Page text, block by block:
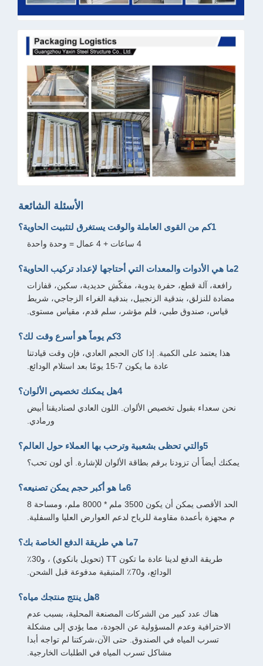
الأسئلة الشائعة
رافعة، آلة قطع، حفرة يدوية، مفكّش حديدية، سكين، قفازات
مضادة للنزلق، بندقية الزنجبيل، بندقية الغراء الزجاجي، شريط
قياس، صندوق طبي، قلم مؤشر، سلم قدم، مقياس مستوى.
هذا يعتمد على الكمية. إذا كان الحجم العادي، فإن وقت قيادتنا
عادة ما يكون 7-15 يومًا بعد استلام الودائع.
نحن سعداء بقبول تخصيص الألوان. اللون العادي لصناديقنا أبيض
ورمادي.
يمكنك أيضاً أن تزودنا برقم بطاقة الألوان للإشارة. أي لون تحب؟
الحد الأقصى يمكن أن يكون 3500 ملم * 8000 ملم، ومساحة 8
م مجهزة بأعمدة مقاومة للرياح لدعم العوارض العليا والسفلية.
طريقة الدفع لدينا عادة ما تكون TT (تحويل بانكوي) ، و30٪
الودائع، و70٪ المتبقية مدفوعة قبل الشحن.
هناك عدد كبير من الشركات المصنعة المحلية، بسبب عدم
الاحترافية وعدم المسؤولية عن الجودة، مما يؤدي إلى مشكلة
تسرب المياه في الصندوق. حتى الآن،شركتنا لم تواجه أبدا
مشاكل تسرب المياه في الطلبات الخارجية.